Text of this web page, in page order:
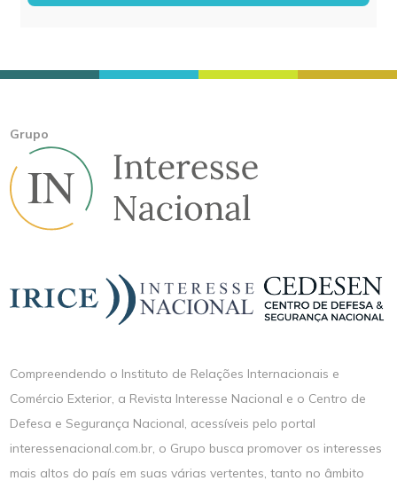
Grupo
Compreendendo o Instituto de Relações Internacionais e
Comércio Exterior, a Revista Interesse Nacional e o Centro de
Defesa e Segurança Nacional, acessíveis pelo portal
interessenacional.com.br, o Grupo busca promover os interesses
mais altos do país em suas várias vertentes, tanto no âmbito